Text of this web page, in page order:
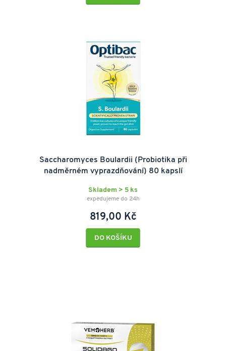
Saccharomyces Boulardii (Probiotika při
nadměrném vyprazdňování) 80 kapslí
Skladem > 5 ks
expedujeme do 24h
819,00 Kč
DO KOŠÍKU